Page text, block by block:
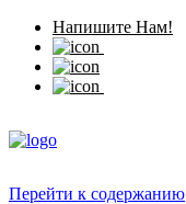
Напишите Нам!
Перейти к содержанию